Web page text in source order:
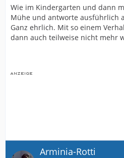
Wie im Kindergarten und dann
Mühe und antworte ausführlich
Ganz ehrlich. Mit so einem
dann auch teilweise nicht mehr
Arminia-Rotti